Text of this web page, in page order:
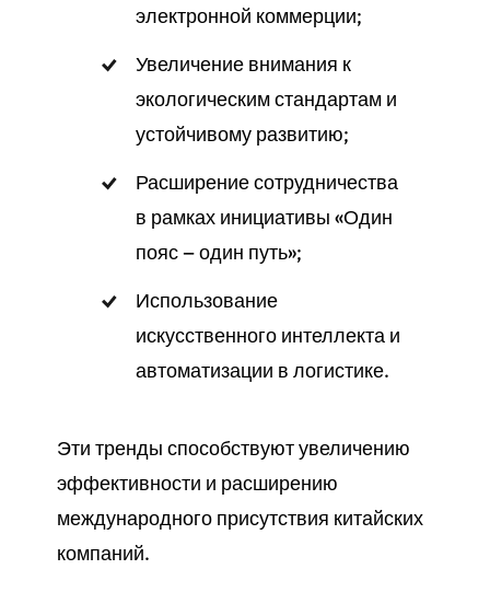
электронной коммерции;
Увеличение внимания к
экологическим стандартам и
устойчивому развитию;
Расширение сотрудничества
в рамках инициативы «Один
пояс — один путь»;
Использование
искусственного интеллекта и
автоматизации в логистике.
Эти тренды способствуют увеличению
эффективности и расширению
международного присутствия китайских
компаний.